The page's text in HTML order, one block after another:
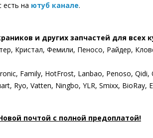
есть на ютуб канале.
и других запчастей для всех
Кристал, Фемили, Пеносо, Райдер,
Family, HotFrost, Lanbao, Penoso, Qidi,
Ryo, Vatten, Ningbo, YLR, Smixx, BioRay,
почтой с полной предоплатой!